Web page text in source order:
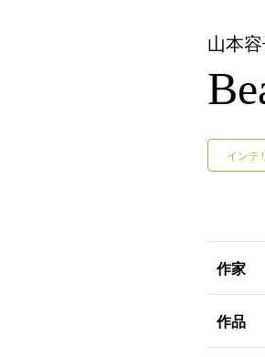
山本
インテ
作家
作品